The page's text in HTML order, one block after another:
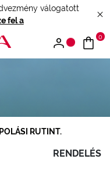
válogatott
fel a
0
RUTINT.
RENDELÉS